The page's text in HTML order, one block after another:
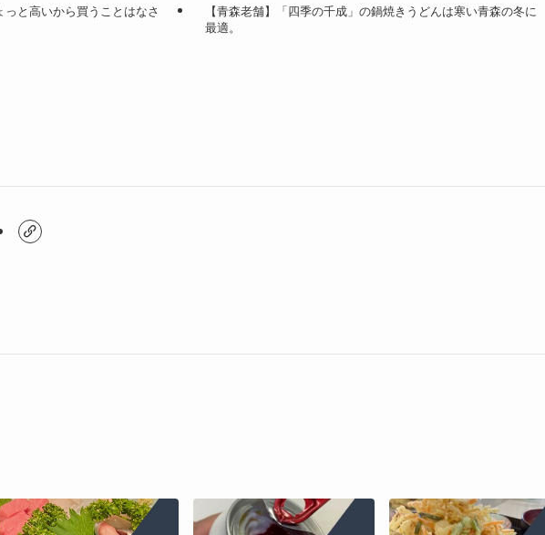
と高いから買うことはなさ
【青森老舗】「四季の千成」の鍋焼きうどんは寒い青森の冬に
最適。